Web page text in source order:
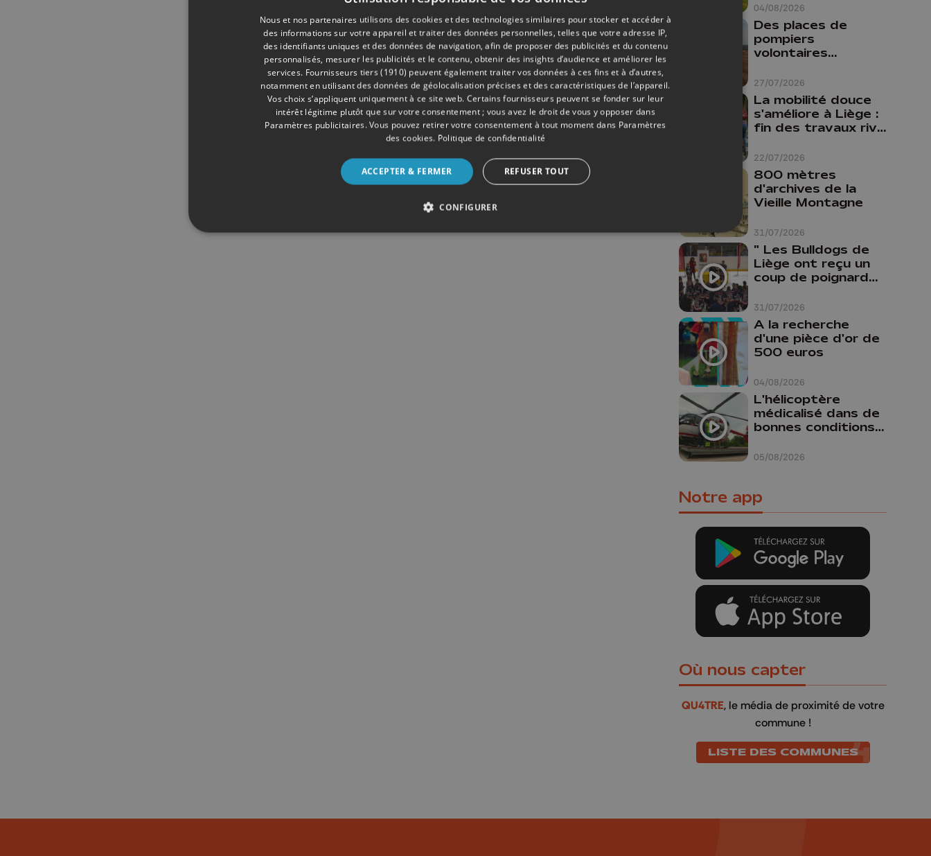
04/08/2026
comme prof que
comme
pharmacienne"
27/07/2026
Des places de
pompiers
volontaires
province de Liège :
"Un citoyen qui
n'est formé ne
peut pas nous
aider"
22/07/2026
La mobilité douce
s'améliore à Liège :
fin des travaux rive
cyclo-piétonnes
Avroy et
Guillemins...
31/07/2026
800 mètres
d'archives de la
Vieille Montagne
31/07/2026
" Les Bulldogs de
Liège ont reçu un
coup de poignard
04/08/2026
A la recherche
d'une pièce d'or de
500 euros
05/08/2026
L'hélicoptère
médicalisé dans de
bonnes conditions à
Notre app
Où nous capter
QU4TRE, le média de proximité de votre
commune !
LISTE DES COMMUNES
Nous et nos partenaires utilisons des cookies et des technologies similaires pour stocker et accéder à
des informations sur votre appareil et traiter des données personnelles, telles que votre adresse IP,
des identifiants uniques et des données de navigation, afin de proposer des publicités et du contenu
personnalisés, mesurer les publicités et le contenu, obtenir des insights d’audience et améliorer les
services. Fournisseurs tiers (1910) peuvent également traiter vos données à ces fins et à d’autres,
notamment en utilisant des données de géolocalisation précises et des caractéristiques de l’appareil.
Vos choix s’appliquent uniquement à ce site web. Certains fournisseurs peuvent se fonder sur leur
intérêt légitime plutôt que sur votre consentement ; vous avez le droit de vous y opposer dans
Paramètres publicitaires. Vous pouvez retirer votre consentement à tout moment dans Paramètres
des cookies. Politique de confidentialité
ACCEPTER & FERMER REFUSER TOUT
CONFIGURER